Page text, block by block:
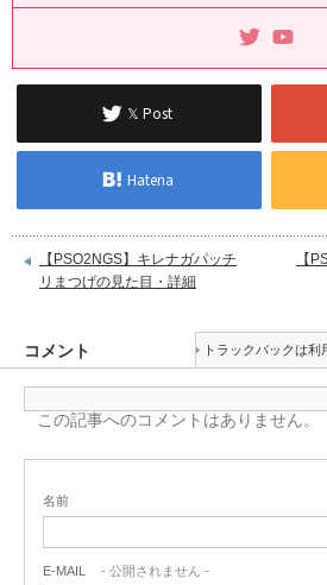
𝕏 Post
Hatena
【PSO2NGS】キレナガパッチ
リまつげの見た目・詳細
【
コメント トラックバックは利
この記事へのコメントはありません。
名前
E-MAIL - 公開されません -